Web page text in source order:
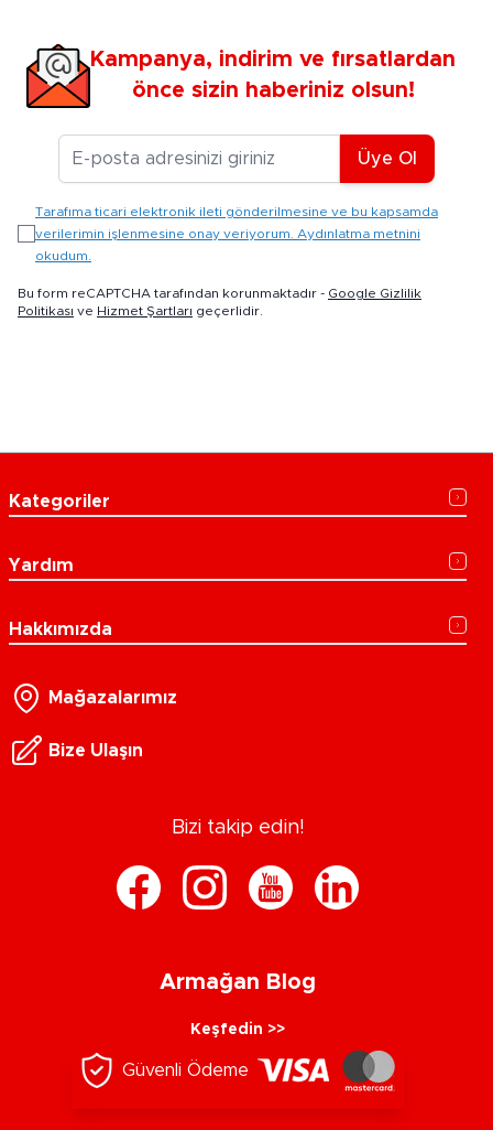
Kampanya, indirim ve fırsatlardan
önce sizin haberiniz olsun!
E-posta Adresiniz
Üye Ol
Tarafıma ticari elektronik ileti gönderilmesine ve bu kapsamda
verilerimin işlenmesine onay veriyorum. Aydınlatma metnini
okudum.
Bu form reCAPTCHA tarafından korunmaktadır - Google Gizlilik
Politikası ve Hizmet Şartları geçerlidir.
Kategoriler
Yardım
Hakkımızda
Mağazalarımız
Bize Ulaşın
Bizi takip edin!
Armağan Blog
Keşfedin >>
Güvenli Ödeme